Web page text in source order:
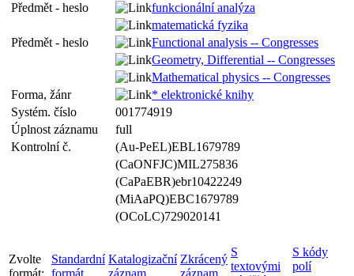
Předmět - heslo
funkcionální analýza
matematická fyzika
Předmět - heslo
Functional analysis -- Congresses
Geometry, Differential -- Congresses
Mathematical physics -- Congresses
Forma, žánr
* elektronické knihy
Systém. číslo
001774919
Úplnost záznamu
full
Kontrolní č.
(Au-PeEL)EBL1679789
(CaONFJC)MIL275836
(CaPaEBR)ebr10422249
(MiAaPQ)EBC1679789
(OCoLC)729020141
Zvolte
formát:
Standardní
formát
Katalogizační
záznam
Zkrácený
záznam
S
textovými
S kódy
polí